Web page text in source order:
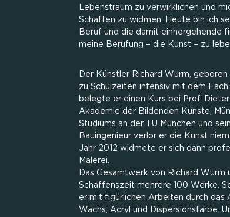
Lebenstraum zu verwirklichen und
Schaffen zu widmen. Heute bin ich
Beruf und die damit einhergehende
meine Berufung – die Kunst – zu
Der Künstler Richard Wurm,
zu Schulzeiten intensiv mit dem Fach
belegte er einen Kurs bei Prof.
Akademie der Bildenden Künste,
Studiums an der TU München und
Bauingenieur verlor er die Kunst
Jahr 2012 widmete er sich dann
Malerei.
Das Gesamtwerk von Richard
Schaffenszeit mehrere 100 Werke.
er mit figürlichen Arbeiten durch das
Wachs, Acryl und Dispersionsfarbe.